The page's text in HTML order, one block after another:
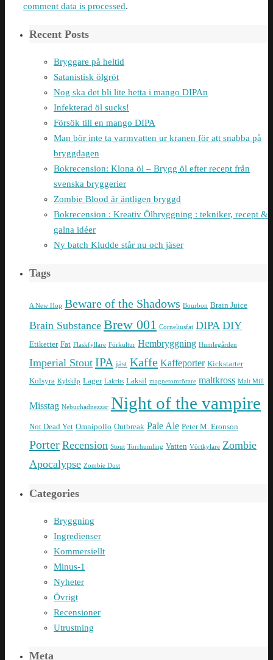
comment data is processed.
Recent Posts
Bryggare på heltid
Satanistisk ölgröt
Nog ska det bli lite hetta i mango DIPAn
Infekterad öl sucks!
Försök till en mango DIPA
Man bör inte ta varmvatten ur kranen för att snabba på
bryggdagen
Bokrecension: Klona öl – Brygg öl efter recept från
svenska bryggerier
Zombie Blood är äntligen bryggd
Bokrecension : Kreativ Ölbryggning : tekniker, recept &
galna idéer
Ny batch Kludde står nu och jäser
Tags
A New Hop Beware of the Shadows Bourbon Brain Juice
Brain Substance Brew 001 Corneliusfat DIPA DIY
Etiketter Fat Flaskfyllare Förkultur Hembryggning Humlegården
Imperial Stout IPA jäst Kaffe Kaffeporter Kickstarter
Kolsyra Kylskåp Lager Lakrits Laksil magnetomrörare maltkross Malt Mill
Misstag Nebuchadnezzar Night of the vampire
Not Dead Yet Omnipollo Outbreak Pale Ale Peter M. Eronson
Porter Recension Stout Torrhumling Vatten Vörtkylare Zombie
Apocalypse Zombie Dust
Categories
Bryggning
Ingredienser
Kommersiellt
Minus-1
Nyheter
Övrigt
Recensioner
Utrustning
Meta